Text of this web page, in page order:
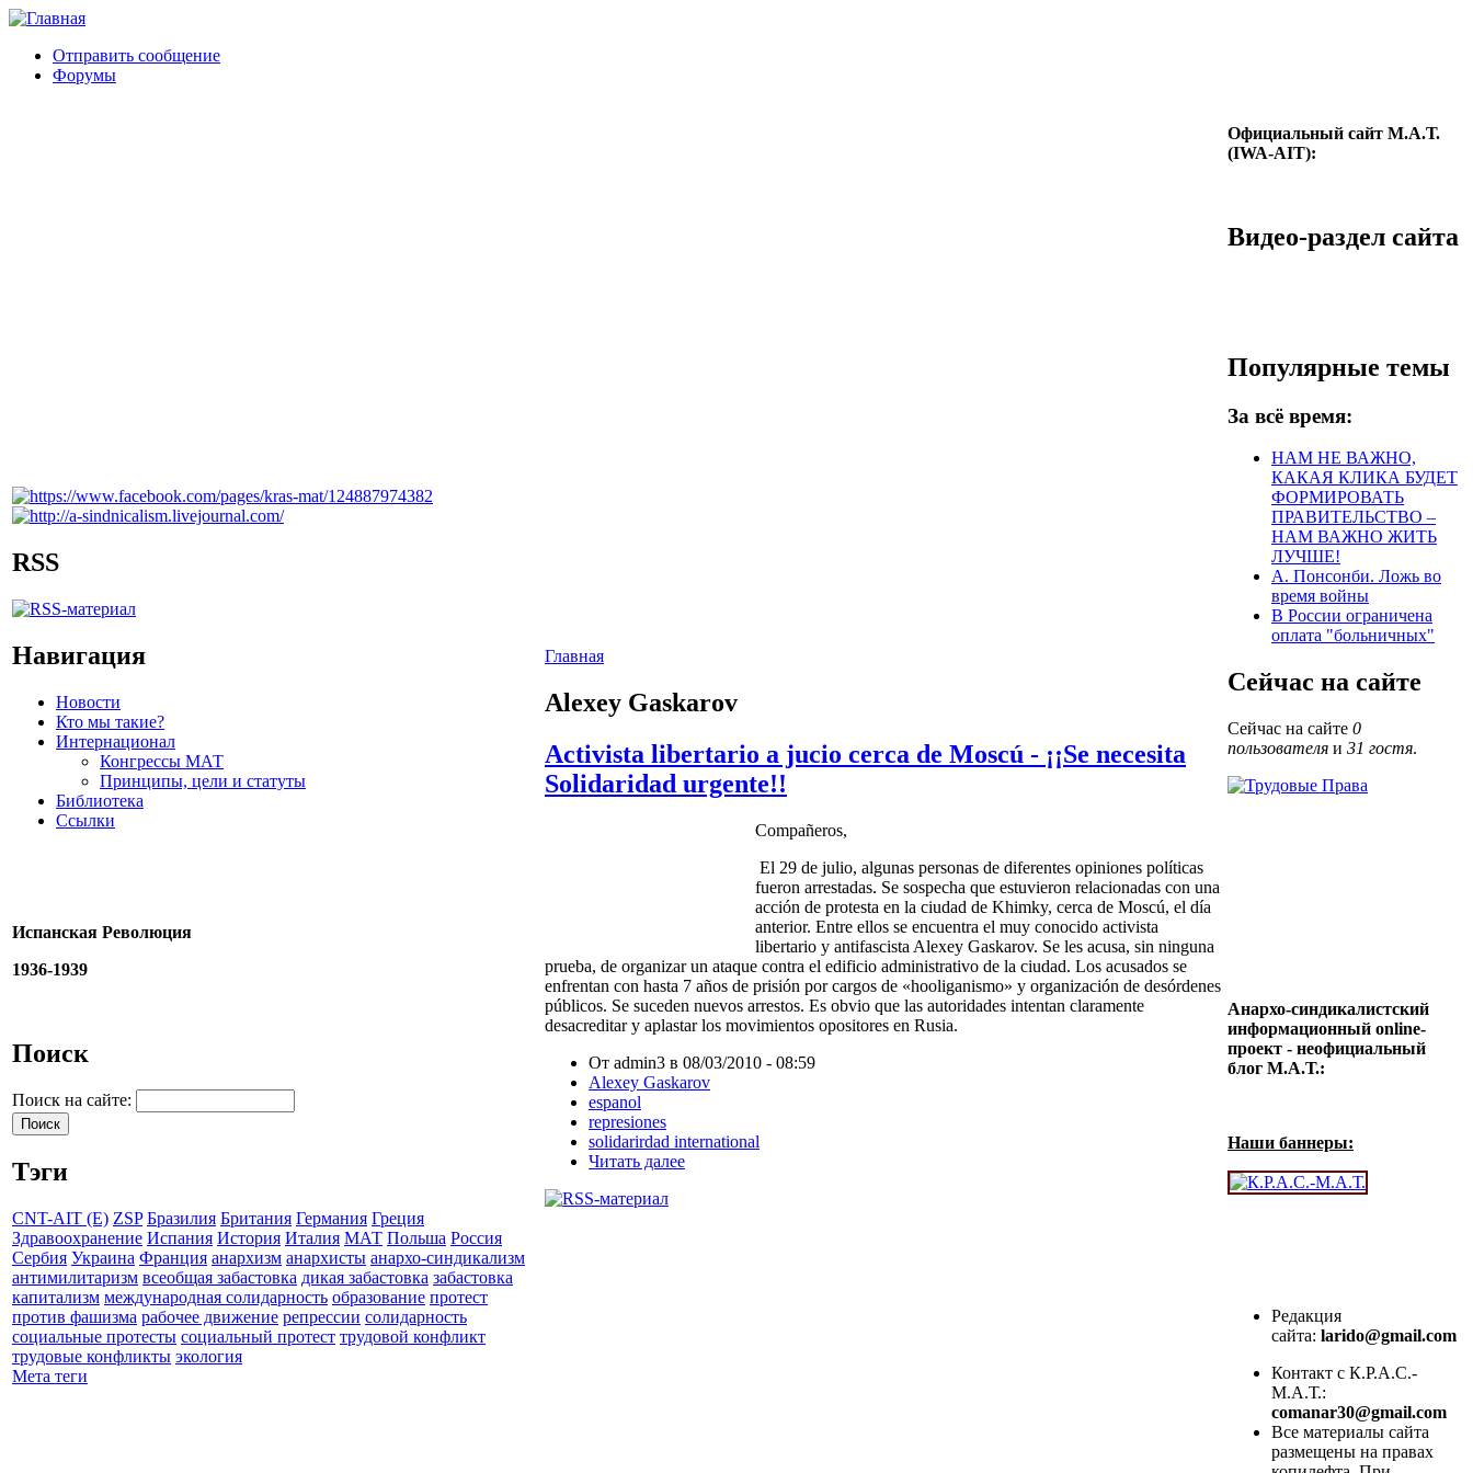
Отправить сообщение
Форумы
RSS
Навигация
Новости
Кто мы такие?
Интернационал
Конгрессы МАТ
Принципы, цели и статуты
Библиотека
Ссылки
Испанская Революция
1936-1939
Поиск
Поиск на сайте:
Тэги
CNT-AIT (E) ZSP Бразилия Британия Германия Греция
Здравоохранение Испания История Италия МАТ Польша Россия
Сербия Украина Франция анархизм анархисты анархо-синдикализм
антимилитаризм всеобщая забастовка дикая забастовка забастовка
капитализм международная солидарность образование протест
против фашизма рабочее движение репрессии солидарность
социальные протесты социальный протест трудовой конфликт
трудовые конфликты экология
Мета теги
Главная
Alexey Gaskarov
Activista libertario a jucio cerca de Moscú - ¡¡Se necesita
Solidaridad urgente!!
Compañeros,
El 29 de julio, algunas personas de diferentes opiniones políticas
fueron arrestadas. Se sospecha que estuvieron relacionadas con una
acción de protesta en la ciudad de Khimky, cerca de Moscú, el día
anterior. Entre ellos se encuentra el muy conocido activista
libertario y antifascista Alexey Gaskarov. Se les acusa, sin ninguna
prueba, de organizar un ataque contra el edificio administrativo de la ciudad. Los acusados se
enfrentan con hasta 7 años de prisión por cargos de «hooliganismo» y organización de desórdenes
públicos. Se suceden nuevos arrestos. Es obvio que las autoridades intentan claramente
desacreditar y aplastar los movimientos opositores en Rusia.
От admin3 в 08/03/2010 - 08:59
Alexey Gaskarov
espanol
represiones
solidarirdad international
Читать далее
Официальный сайт М.А.Т.
(IWA-AIT):
Видео-раздел сайта
Популярные темы
За всё время:
НАМ НЕ ВАЖНО,
КАКАЯ КЛИКА БУДЕТ
ФОРМИРОВАТЬ
ПРАВИТЕЛЬСТВО –
НАМ ВАЖНО ЖИТЬ
ЛУЧШЕ!
А. Понсонби. Ложь во
время войны
В России ограничена
оплата "больничных"
Сейчас на сайте
Сейчас на сайте 0
пользователя и 31 гостя.
Анархо-синдикалистский
информационный online-
проект - неофициальный
блог М.А.Т.:
Наши баннеры:
Редакция
сайта: larido@gmail.com
Контакт с К.Р.А.С.-
М.А.Т.:
comanar30@gmail.com
Все материалы сайта
размещены на правах